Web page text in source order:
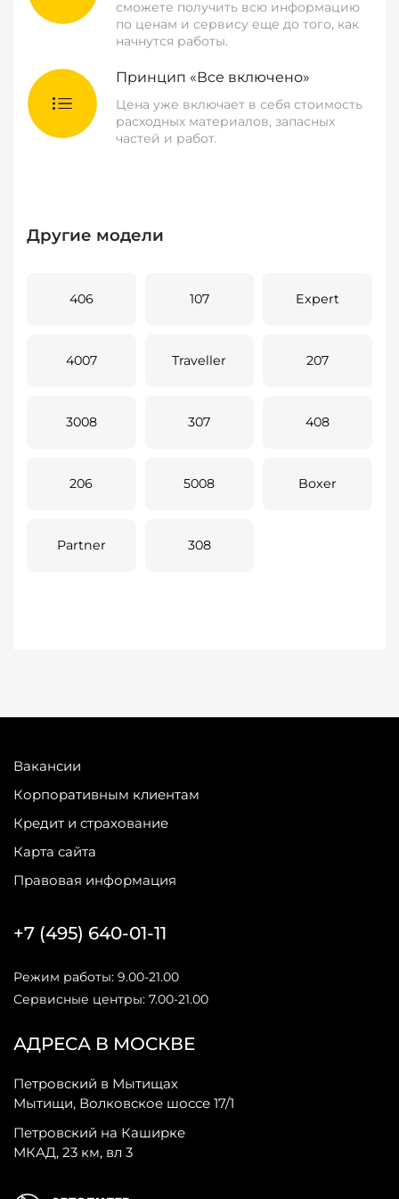
сможете получить всю информацию
по ценам и сервису еще до того, как
начнутся работы.
Принцип «Все включено»
Цена уже включает в себя стоимость
расходных материалов, запасных
частей и работ.
Другие модели
406 107 Expert
4007 Traveller 207
3008 307 408
206 5008 Boxer
Partner 308
Вакансии
Корпоративным клиентам
Кредит и страхование
Карта сайта
Правовая информация
АДРЕСА В МОСКВЕ
Петровский в Мытищах
Мытищи, Волковское шоссе 17/1
Петровский на Каширке
МКАД, 23 км, вл 3
+7 (495) 640-01-11
Режим работы: 9.00-21.00
Сервисные центры: 7.00-21.00